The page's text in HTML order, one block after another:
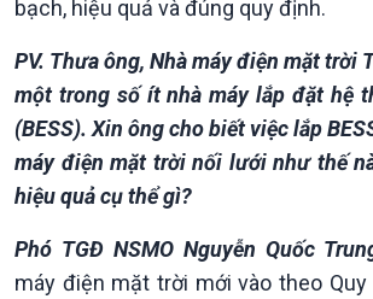
Kinh tế
Tin Kinh tế
Dòng chảy Kinh tế
Sức sống hàng Việt
Nông
Mùa vàng
Biển đảo
bạch, hiệu quả và đúng quy định.
PV. Thưa ông, Nhà máy điện mặt trời
một trong số ít nhà máy lắp đặt hệ
(BESS). Xin ông cho biết việc lắp
máy điện mặt trời nối lưới như thế
hiệu quả cụ thể gì?
Phó TGĐ NSMO Nguyễn Quốc
máy điện mặt trời mới vào theo